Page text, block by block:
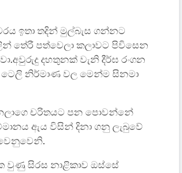
ඉතා තදින් මුල්බැස ගන්නට
තේරී පත්වෙලා කලාවට පිවිසෙන
දහතුනක් වැනි දීර්ඝ රංගන
ටෙලි නිර්මාණ වල මෙන්ම සිනමා
චරිතයට පන පොවන්නේ
ඇය විසින් දිනා ගනු ලැබුවේ
වුණු සිරස නාළිකාව ඔස්සේ